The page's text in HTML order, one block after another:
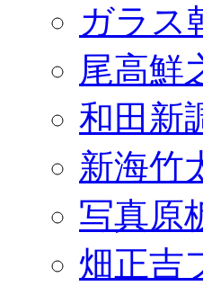
ガラス
尾高鮮
和田新
新海竹
写真原
畑正吉